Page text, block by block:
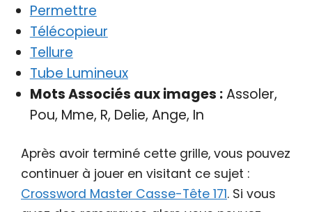
Permettre
Télécopieur
Tellure
Tube Lumineux
Mots Associés aux images :Assoler,
Pou, Mme, R, Delie, Ange, In
Après avoir terminé cette grille, vous pouvez
continuer à jouer en visitant ce sujet :
Crossword Master Casse-Tête 171. Si vous